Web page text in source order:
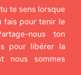
te sens lorsque
fais pour tenir le
nous ton
pour libérer la
nous sommes